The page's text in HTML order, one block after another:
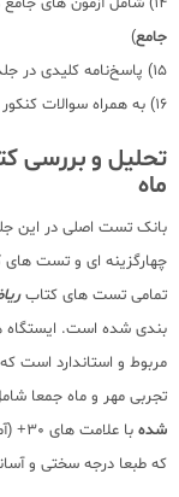
جامع)
15) پاسخ‌نامه کلیدی در جلد اول کتاب و پاسخ نامه تشریحی در جلد مکمل کتاب
16) به همراه سوالات کنکور سراسری جدید
تحلیل و بررسی
ماه
بانک تست اصلی در این
چهارگزینه ای و تست های
تمامی تست های کتاب
بندی شده است.
مربوط و استاندارد است
تجربی مهر و ماه جمعا شامل 4000 تست می باشد که این تست
شده
که طبعا درجه سختی و